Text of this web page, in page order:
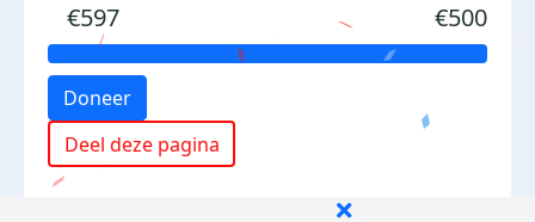
€597 €500
Doneer
Deel deze pagina